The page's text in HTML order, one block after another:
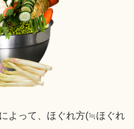
よって、ほぐれ方(≒ほぐれ